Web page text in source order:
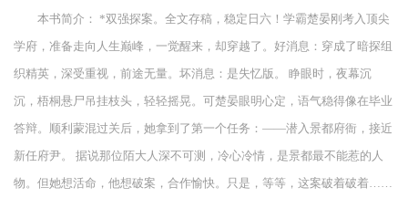
本书简介： *双强探案。全文存稿，稳定日六！学霸楚晏刚考入顶尖
学府，准备走向人生巅峰，一觉醒来，却穿越了。好消息：穿成了暗探组
织精英，深受重视，前途无量。坏消息：是失忆版。 睁眼时，夜幕沉
沉，梧桐悬尸吊挂枝头，轻轻摇晃。可楚晏眼明心定，语气稳得像在毕业
答辩。顺利蒙混过关后，她拿到了第一个任务：——潜入景都府衙，接近
新任府尹。 据说那位陌大人深不可测，冷心冷情，是景都最不能惹的人
物。但她想活命，他想破案，合作愉快。只是，等等，这案破着破着……